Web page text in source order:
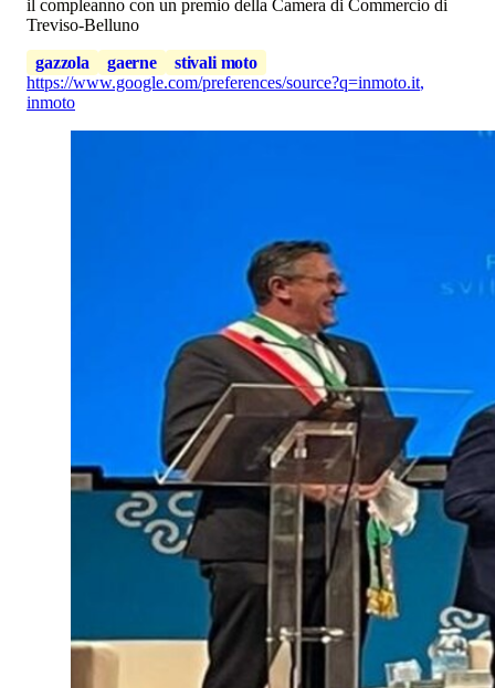
il compleanno con un premio della Camera di Commercio di
Treviso-Belluno
gazzola
gaerne
stivali moto
https://www.google.com/preferences/source?q=inmoto.it,
inmoto